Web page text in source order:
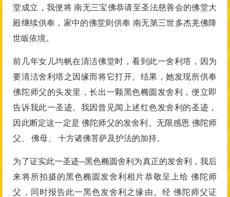
堂成立，我便将 南无三宝佛恭请至圣法慈善会的佛堂大
殿继续供奉，家中的佛堂则供奉 南无第三世多杰羌佛降
世皈依境。
前几年女儿均帆在清洁佛堂时，看到此一舍利塔，因为
要清洁舍利塔之因缘而将它打开。结果，她发现所供奉
佛陀师父的头发里，长出一颗黑色椭圆发舍利，便立即
告诉我此一圣迹。我因曾见闻上述红色发舍利的圣迹，
因此断定这一定是 佛陀师父的发舍利。无限感恩 佛陀师
父、 佛母、 十方诸佛菩萨及护法的加持。
为了证实此一圣迹─黑色椭圆舍利为真正的发舍利，我后
来将所拍摄的黑色椭圆发舍利相片恭敬呈上给 佛陀师
父，同时报告此一黑色发舍利之缘由。经 佛陀师父证